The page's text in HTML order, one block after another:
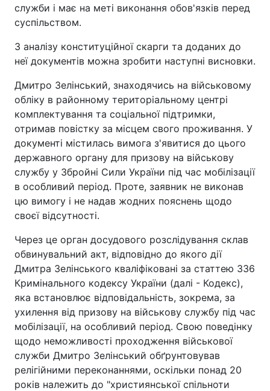
служби і має на меті виконання обов'язків перед
суспільством.
З аналізу конституційної скарги та доданих до
неї документів можна зробити наступні висновки.
Дмитро Зелінський, знаходячись на військовому
обліку в районному територіальному центрі
комплектування та соціальної підтримки,
отримав повістку за місцем свого проживання. У
документі містилась вимога з'явитися до цього
державного органу для призову на військову
службу у Збройні Сили України під час мобілізації
в особливий період. Проте, заявник не виконав
цю вимогу і не надав жодних пояснень щодо
своєї відсутності.
Через це орган досудового розслідування склав
обвинувальний акт, відповідно до якого дії
Дмитра Зелінського кваліфіковані за статтею 336
Кримінального кодексу України (далі - Кодекс),
яка встановлює відповідальність, зокрема, за
ухилення від призову на військову службу під час
мобілізації, на особливий період. Свою поведінку
щодо неможливості проходження військової
служби Дмитро Зелінський обґрунтовував
релігійними переконаннями, оскільки понад 20
років належить до "християнської спільноти